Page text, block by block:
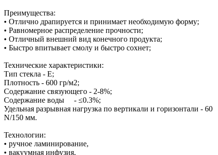
Преимущества:
• Отлично драпируется и принимает необходимую форму;
• Равномерное распределение прочности;
• Отличный внешний вид конечного продукта;
• Быстро впитывает смолу и быстро сохнет;
Технические характеристики:
Тип стекла - Е;
Плотность - 600 гр/м2;
Содержание связующего - 2-8%;
Содержание воды - ≤0.3%;
Удельная разрывная нагрузка по вертикали и горизонтали - 60
N/150 мм.
Технологии:
• ручное ламинирование,
• вакуумная инфузия,